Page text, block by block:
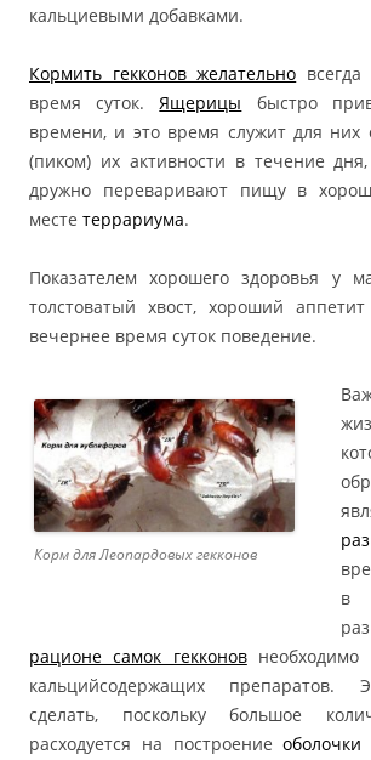
кальциевыми добавками.
Кормить гекконов желательно
время суток.Ящерицы быстро
времени, и это время служит для них
(пиком) их активности в течение
дружно переваривают пищу в
месте террариума.
Показателем хорошего здоровья у
толстоватый хвост, хороший
вечернее время суток поведение.
Корм для Леопардовых гекконов
в
рационе самок гекконов
кальцийсодержащих препаратов.
сделать, поскольку большое
расходуется на построение